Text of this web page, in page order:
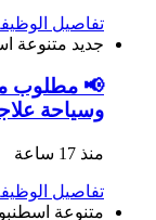
تفاصيل
جديد متنوعة
📢 مطلوب
وسياحة
منذ 17 ساعة
تفاصيل
متنوعة